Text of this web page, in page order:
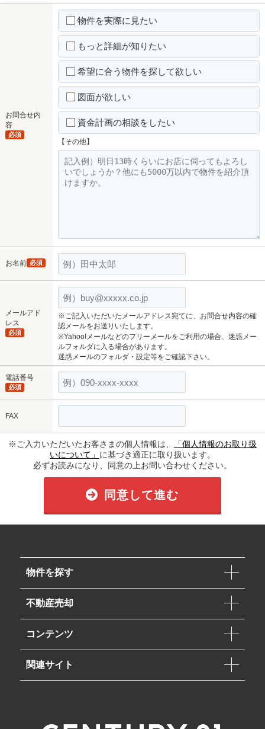
お問合せ内
容
必須
物件を実際に見たい
もっと詳細が知りたい
希望に合う物件を探して欲しい
図面が欲しい
資金計画の相談をしたい
【その他】
お名前 必須
メールアド
レス
必須
※ご記入いただいたメールアドレス宛てに、お問合せ内容の確
認メールをお送りいたします。
※Yahoo!メールなどのフリーメールをご利用の場合、迷惑メー
ルフォルダに入る場合があります。
迷惑メールのフォルダ・設定等をご確認下さい。
電話番号
必須
FAX
※ご入力いただいたお客さまの個人情報は、
「個人情報のお取り扱
いについて」 に基づき適正に取り扱います。
必ずお読みになり、同意の上お問い合わせください。
同意して進む
物件を探す
不動産売却
コンテンツ
関連サイト